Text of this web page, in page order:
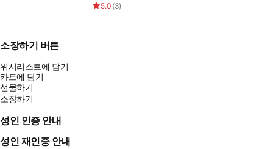
5.0 (3)
소장하기 버튼
위시리스트에 담기
카트에 담기
선물하기
소장하기
성인 인증 안내
성인 재인증 안내